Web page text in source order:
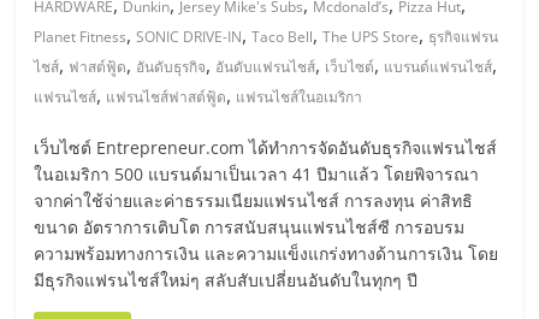
แฟ
รน
ไชส์,
ศูนย์
รวม
HARDWARE Dunkin Jersey Mike's Subs Mcdonald’s Pizza Hut
Planet Fitness,SONIC DRIVE-IN,Taco Bell,The UPS Store, ธุรกิจแฟรน
ไชส์, ฟาสต์ฟู้ด, อันดับธุรกิจ, อันดับแฟรนไชส์, เว็บไซต์, แบรนด์แฟรนไชส์,
แฟรนไชส์, แฟรนไชส์ฟาสต์ฟู้ด, แฟรนไชส์ในอเมริกา
เว็บไซต์ Entrepreneur.com ได้ทำการจัดอันดับธุรกิจแฟรนไชส์
ในอเมริกา 500 แบรนด์มาเป็นเวลา 41 ปีมาแล้ว โดยพิจารณา
จากค่าใช้จ่ายและค่าธรรมเนียมแฟรนไชส์ การลงทุน ค่าสิทธิ
ขนาด อัตราการเติบโต การสนับสนุนแฟรนไชส์ซี การอบรม
ความพร้อมทางการเงิน และความแข็งแกร่งทางด้านการเงิน โดย
มีธุรกิจแฟรนไชส์ใหม่ๆ สลับสับเปลี่ยนอันดับในทุกๆ ปี